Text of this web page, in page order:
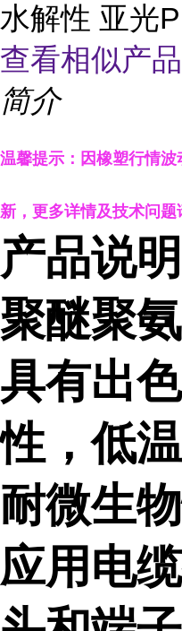
水解性 亚光
查看相似产
简介
温馨提示：因橡塑行情波
新，更多详情及技术问题
产品说
聚醚聚
具有出
性，低
耐微生
应用电